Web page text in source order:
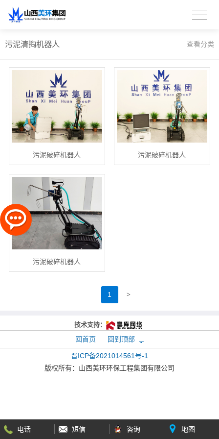
污泥清掏机器人 查看分类
污泥破碎机器人 污泥破碎机器人
污泥破碎机器人
1 >
技术支持：
电话 短信 咨询 地图
回首页 回到顶部
晋ICP备2021014561号-1
版权所有： 山西美环环保工程集团有限公司